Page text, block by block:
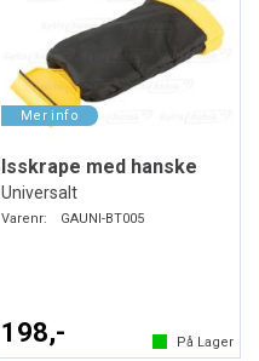
Isskrape med hanske
Universalt
Varenr: GAUNI-BT005
198,- På Lager